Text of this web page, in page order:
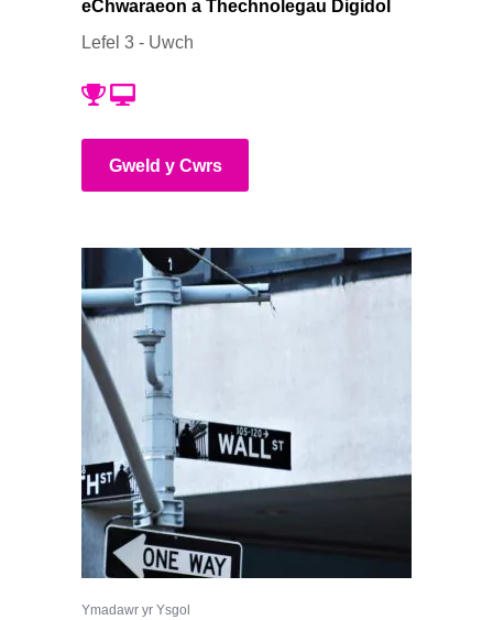
eChwaraeon a Thechnolegau Digidol
Lefel 3 - Uwch
Gweld y Cwrs
Ymadawr yr Ysgol